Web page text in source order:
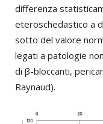
differenza
eteroschedastico a
sotto del valore
legati a patologie
di β-bloccanti,
Raynaud).